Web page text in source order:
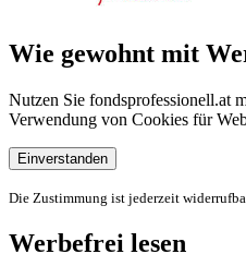
Wie gewohnt mit
Nutzen Sie fondsprofessionell.at
Verwendung von Cookies für
Einverstanden
Die Zustimmung ist jederzeit
Werbefrei lesen